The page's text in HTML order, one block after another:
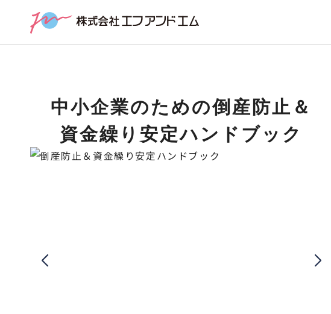
中小企業のための倒産防止＆
資金繰り安定ハンドブック